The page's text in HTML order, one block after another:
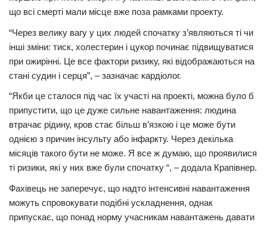
що всі смерті мали місце вже поза рамками проекту.
“Через велику вагу у цих людей спочатку з’являються ті чи
інші зміни: тиск, холестерин і цукор починає підвищуватися
при ожирінні. Це все фактори ризику, які відображаються на
стані судин і серця”, – зазначає кардіолог.
“Якби це сталося під час їх участі на проекті, можна було б
припустити, що це дуже сильне навантаження: людина
втрачає рідину, кров стає більш в’язкою і це може бути
однією з причин інсульту або інфаркту. Через декілька
місяців такого бути не може. Я все ж думаю, що проявилися
ті ризики, які у них вже були спочатку “, – додала Крапівнер.
Фахівець не заперечує, що надто інтенсивні навантаження
можуть спровокувати подібні ускладнення, однак
припускає, що понад норму учасникам навантажень давати